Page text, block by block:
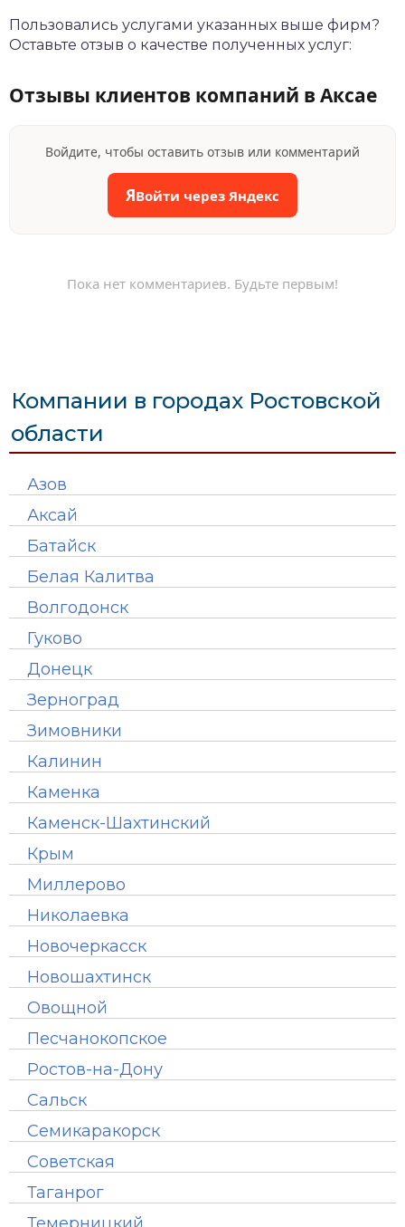
Пользовались услугами указанных выше фирм?
Оставьте отзыв о качестве полученных услуг:
Отзывы клиентов компаний в Аксае
Войдите, чтобы оставить отзыв или комментарий
ЯВойти через Яндекс
Пока нет комментариев. Будьте первым!
Компании в городах Ростовской
области
Азов
Аксай
Батайск
Белая Калитва
Волгодонск
Гуково
Донецк
Зерноград
Зимовники
Калинин
Каменка
Каменск-Шахтинский
Крым
Миллерово
Николаевка
Новочеркасск
Новошахтинск
Овощной
Песчанокопское
Ростов-на-Дону
Сальск
Семикаракорск
Советская
Таганрог